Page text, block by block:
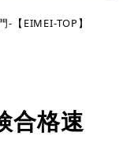
-【EIMEI-TOP】
合格速